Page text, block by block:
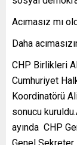
Acımasız mı
Daha
CHP Birlikleri
Cumhuriyet
Koordinatörü
sonucu
ayında CHP
Genel Sekreter